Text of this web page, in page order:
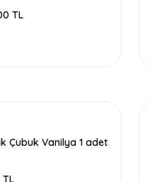
TL
Çubuk Vanilya 1 adet
TL